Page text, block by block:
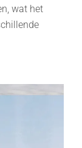
wat het